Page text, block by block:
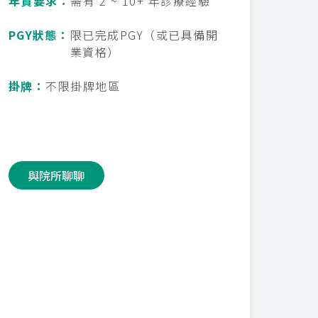
PGY狀態： 限已完成PGY（或已具備開
業資格）
掛牌： 不限掛牌地區
與院所聊聊